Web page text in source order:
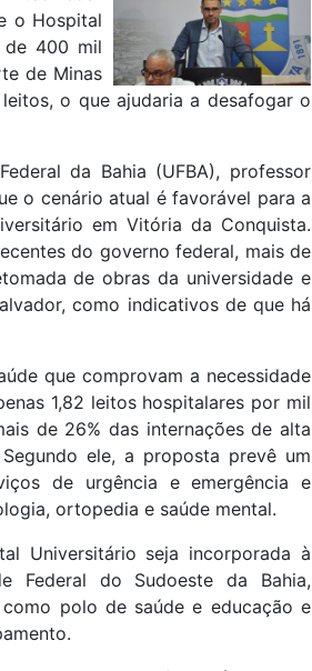
o Hospital
de 400 mil
de Minas
o que ajudaria a desafogar o
da Bahia (UFBA), professor
o cenário atual é favorável para a
em Vitória da Conquista.
do governo federal, mais de
de obras da universidade e
como indicativos de que há
que comprovam a necessidade
1,82 leitos hospitalares por mil
de 26% das internações de alta
ele, a proposta prevê um
de urgência e emergência e
ortopedia e saúde mental.
Universitário seja incorporada à
Federal do Sudoeste da Bahia,
polo de saúde e educação e